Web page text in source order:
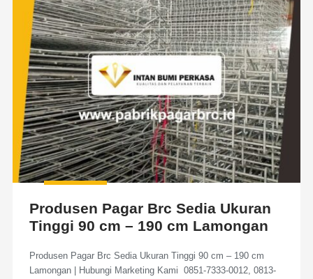
Produsen Pagar Brc Sedia Ukuran
Tinggi 90 cm – 190 cm Lamongan
Produsen Pagar Brc Sedia Ukuran Tinggi 90 cm – 190 cm
Lamongan | Hubungi Marketing Kami 0851-7333-0012, 0813-